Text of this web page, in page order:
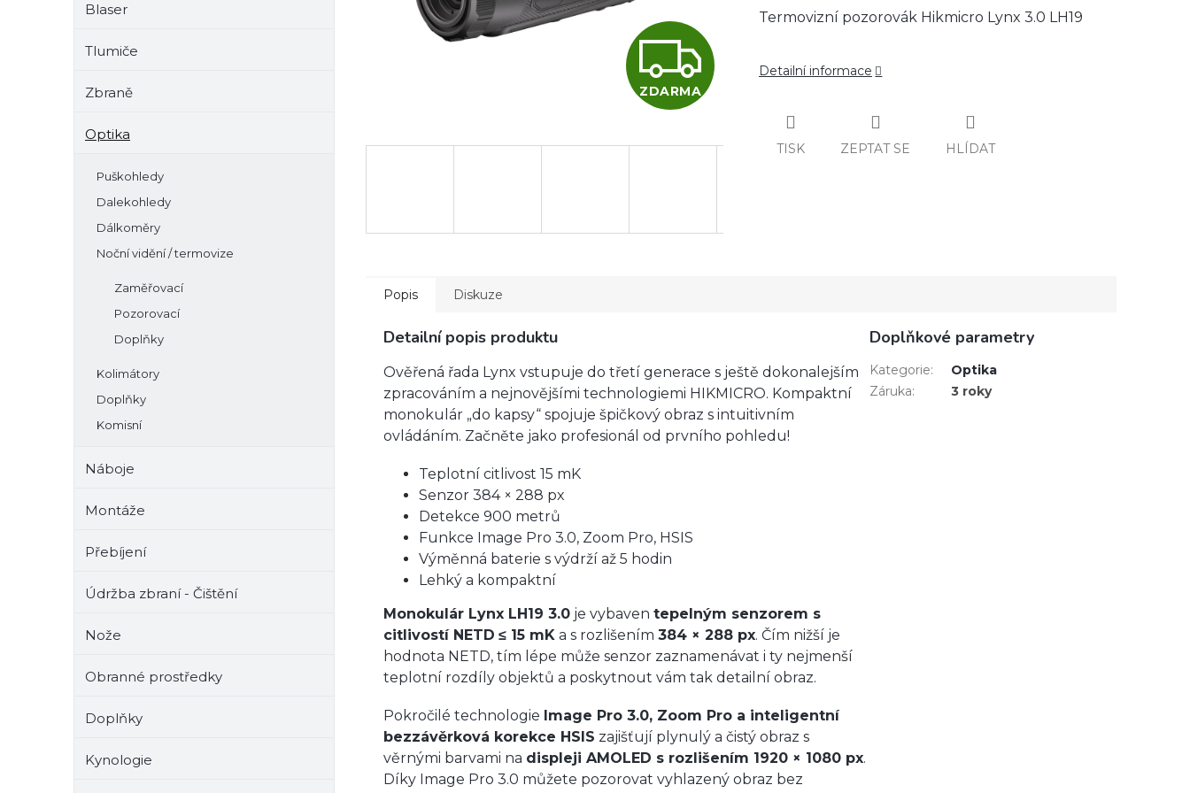
Blaser
Tlumiče
Zbraně
Optika
Puškohledy
Dalekohledy
Dálkoměry
Noční vidění / termovize
Zaměřovací
Pozorovací
Doplňky
Kolimátory
Doplňky
Komisní
Náboje
Montáže
Přebíjení
Údržba zbraní - Čištění
Nože
Obranné prostředky
Doplňky
Kynologie
Z
D
R
A
ZDARMA
Termovizní pozorovák Hikmicro Lynx 3.0 LH19
Detailní informace
TISK ZEPTAT SE HLÍDAT
Popis Diskuze
Detailní popis produktu
Ověřená řada Lynx vstupuje do třetí generace s ještě dokonalejším
zpracováním a nejnovějšími technologiemi HIKMICRO. Kompaktní
monokulár „do kapsy“ spojuje špičkový obraz s intuitivním
ovládáním. Začněte jako profesionál od prvního pohledu!
Teplotní citlivost 15 mK
Senzor 384 × 288 px
Detekce 900 metrů
Funkce Image Pro 3.0, Zoom Pro, HSIS
Výměnná baterie s výdrží až 5 hodin
Lehký a kompaktní
Monokulár Lynx LH19 3.0 je vybaven tepelným senzorem s
citlivostí NETD ≤ 15 mK a s rozlišením 384 × 288 px. Čím nižší je
hodnota NETD, tím lépe může senzor zaznamenávat i ty nejmenší
teplotní rozdíly objektů a poskytnout vám tak detailní obraz.
Pokročilé technologie Image Pro 3.0, Zoom Pro a inteligentní
bezzávěrková korekce HSIS zajišťují plynulý a čistý obraz s
věrnými barvami na displeji AMOLED s rozlišením 1920 × 1080 px.
Díky Image Pro 3.0 můžete pozorovat vyhlazený obraz bez
Doplňkové parametry
Kategorie:
Optika
Záruka: 3 roky